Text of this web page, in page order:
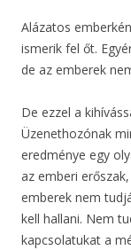
Alázatos
ismerik fel őt.
de az emberek
De ezzel a
Üzenethozónak
eredménye egy
az emberi
emberek nem
kell hallani. Nem
kapcsolatukat a